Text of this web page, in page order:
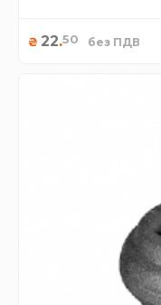
₴ 22.50 без ПДВ